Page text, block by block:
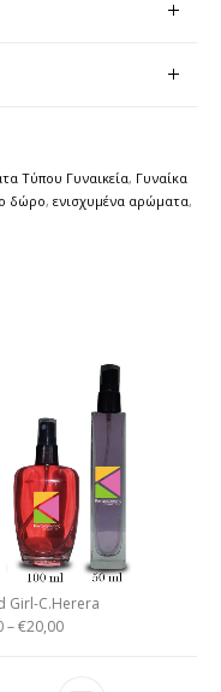
Τύπου Γυναικεία, Γυναίκα
δώρο,ενισχυμένα αρώματα,
Girl-C.Herera
–€20,00